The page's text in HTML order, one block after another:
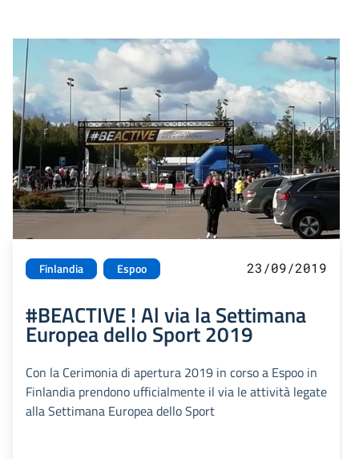
Finlandia Espoo 23/09/2019
#BEACTIVE ! Al via la Settimana
Europea dello Sport 2019
Con la Cerimonia di apertura 2019 in corso a Espoo in
Finlandia prendono ufficialmente il via le attività legate
alla Settimana Europea dello Sport